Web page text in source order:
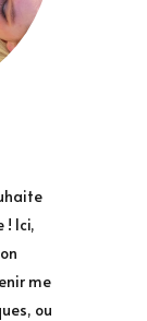
! Ici,
me
ou